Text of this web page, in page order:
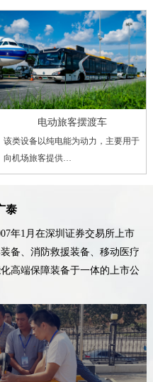
电动旅客摆渡车
该类设备以纯电能为动力，主要用于
向机场旅客提供…
泰
年1月在深圳证券交易所上市
备、消防救援装备、移动医疗
高端保障装备于一体的上市公